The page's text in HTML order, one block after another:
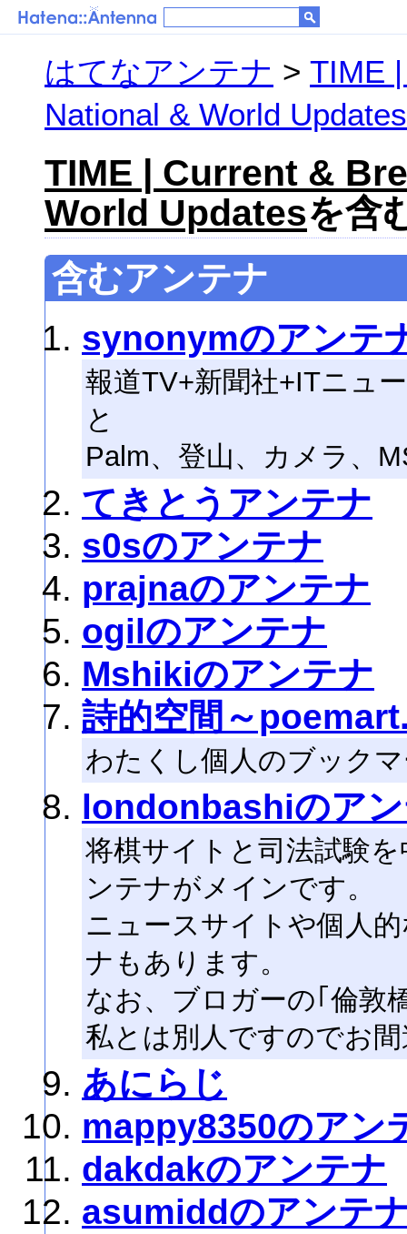
はてなアンテナ > TIME
National & World Updates
TIME | Current &
World Updatesを含
含むアンテナ
synonymのアンテ
報道TV+新聞社+ITニュ
と
Palm、登山、カメラ、
てきとうアンテナ
s0sのアンテナ
prajnaのアンテナ
ogilのアンテナ
Mshikiのアンテナ
詩的空間～
わたくし個人のブック
londonbashiのア
将棋サイトと司法試験
ンテナがメインです。
ニュースサイトや個人
ナもあります。
なお、ブロガーの｢倫敦
私とは別人ですのでお
あにらじ
mappy8350のアン
dakdakのアンテナ
asumiddのアンテ